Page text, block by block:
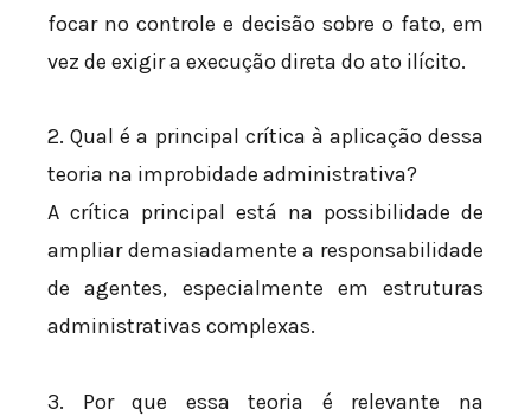
focar no controle e decisão sobre o fato, em
vez de exigir a execução direta do ato ilícito.
2. Qual é a principal crítica à aplicação dessa
teoria na improbidade administrativa?
A crítica principal está na possibilidade de
ampliar demasiadamente a responsabilidade
de agentes, especialmente em estruturas
administrativas complexas.
3. Por que essa teoria é relevante na